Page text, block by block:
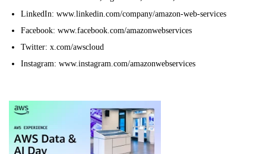
LinkedIn: www.linkedin.com/company/amazon-web-services
Facebook: www.facebook.com/amazonwebservices
Twitter: x.com/awscloud
Instagram: www.instagram.com/amazonwebservices